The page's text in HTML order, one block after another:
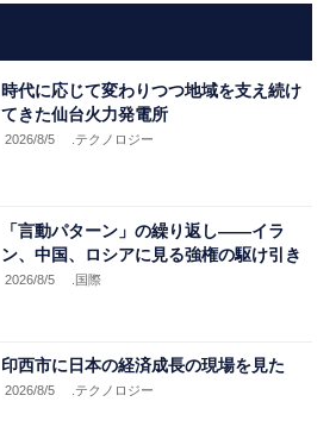
時代に応じて変わりつつ地域を支え続け
てきた仙台火力発電所
2026/8/5 .テクノロジー
「言動パターン」の繰り返し――イラ
ン、中国、ロシアに見る強権の駆け引き
2026/8/5 .国際
印西市に日本の経済成長の現場を見た
2026/8/5 .テクノロジー